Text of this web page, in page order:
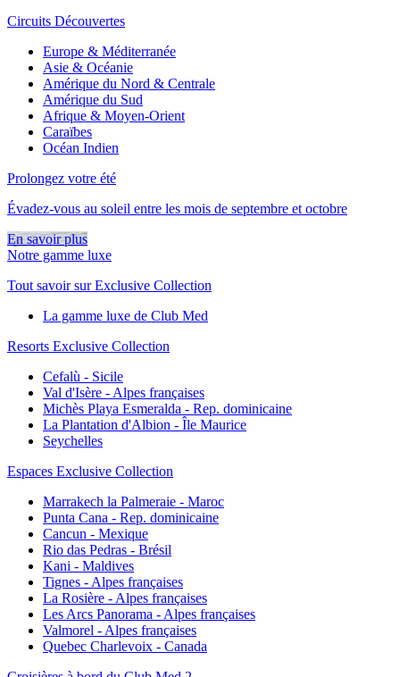
Circuits Découvertes
Europe & Méditerranée
Asie & Océanie
Amérique du Nord & Centrale
Amérique du Sud
Afrique & Moyen-Orient
Caraïbes
Océan Indien
Prolongez votre été
Évadez-vous au soleil entre les mois de septembre et octobre
En savoir plus
Notre gamme luxe
Tout savoir sur Exclusive Collection
La gamme luxe de Club Med
Resorts Exclusive Collection
Cefalù - Sicile
Val d'Isère - Alpes françaises
Michès Playa Esmeralda - Rep. dominicaine
La Plantation d'Albion - Île Maurice
Seychelles
Espaces Exclusive Collection
Marrakech la Palmeraie - Maroc
Punta Cana - Rep. dominicaine
Cancun - Mexique
Rio das Pedras - Brésil
Kani - Maldives
Tignes - Alpes françaises
La Rosière - Alpes françaises
Les Arcs Panorama - Alpes françaises
Valmorel - Alpes françaises
Quebec Charlevoix - Canada